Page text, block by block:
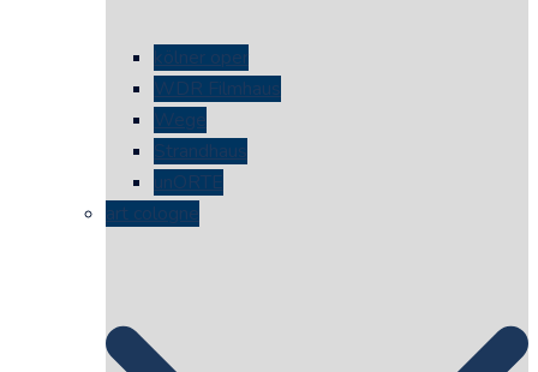
kölner oper
WDR Filmhaus
Wege
Strandhaus
unORTE
art cologne